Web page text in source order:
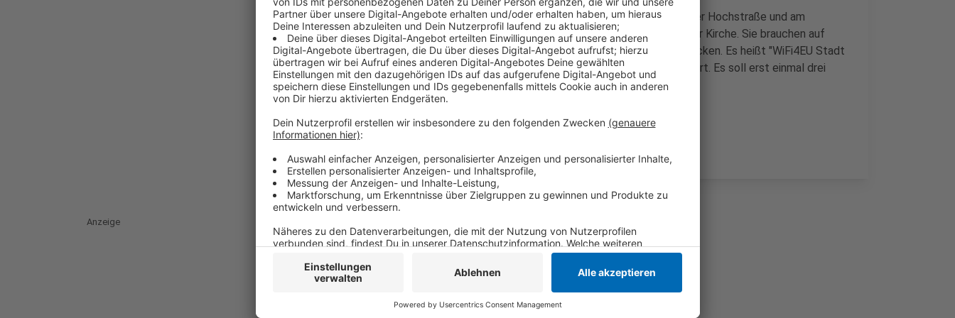
In St. Tönis können sich Passanten zum Beispiel auf einem Teil der Hochstraße und am
Rathausplatz einloggen - in Vorst unter anderem am Markt vor der Kirche. Sie brauchen auf
ihrem Smartphone oder Tablet nur das entsprechende Netz anklicken. Es heißt "WiFi4EU Stadt
Tönisvorst". Das Projekt wird von der Europäischen Union gefördert. Es soll erst einmal drei
Jahre laufen.
Anzeige